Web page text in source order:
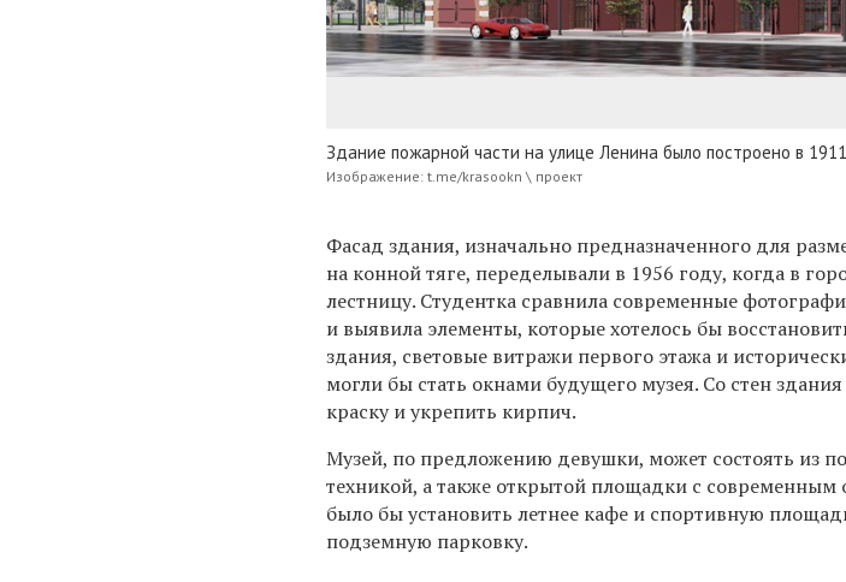
Здание пожарной части на улице Ленина было построено в
Изображение: t.me/krasookn \ проект
Фасад здания, изначально предназначенного для
на конной тяге, переделывали в 1956 году, когда в
лестницу. Студентка сравнила современные
и выявила элементы, которые хотелось бы
здания, световые витражи первого этажа и
могли бы стать окнами будущего музея. Со стен
краску и укрепить кирпич.
Музей, по предложению девушки, может состоять из
техникой, а также открытой площадки с
было бы установить летнее кафе и спортивную
подземную парковку.